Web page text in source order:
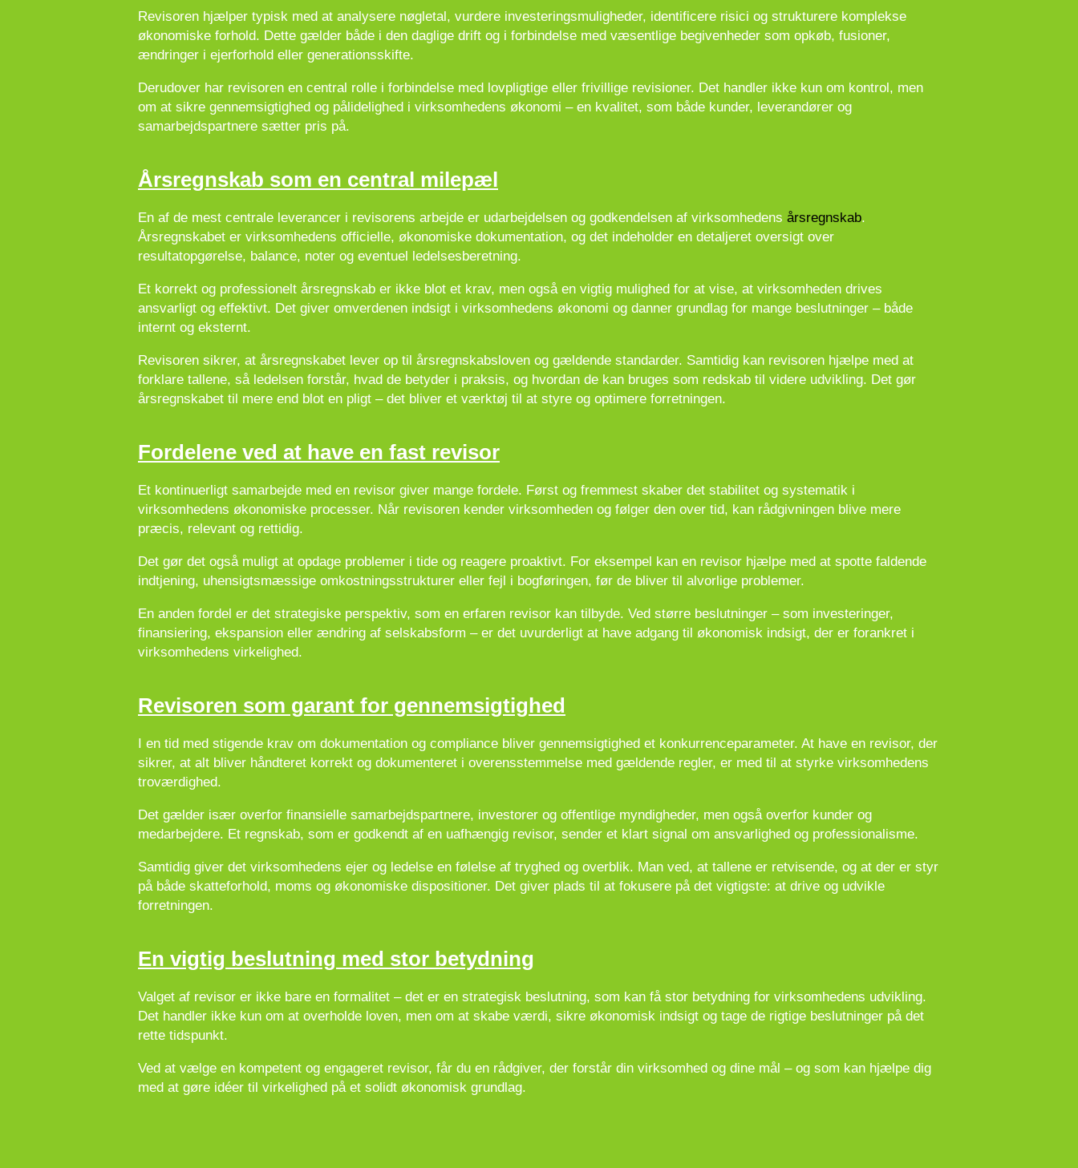
Revisoren hjælper typisk med at analysere nøgletal, vurdere investeringsmuligheder, identificere risici og strukturere komplekse
økonomiske forhold. Dette gælder både i den daglige drift og i forbindelse med væsentlige begivenheder som opkøb, fusioner,
ændringer i ejerforhold eller generationsskifte.
Derudover har revisoren en central rolle i forbindelse med lovpligtige eller frivillige revisioner. Det handler ikke kun om kontrol, men
om at sikre gennemsigtighed og pålidelighed i virksomhedens økonomi – en kvalitet, som både kunder, leverandører og
samarbejdspartnere sætter pris på.
Årsregnskab som en central milepæl
En af de mest centrale leverancer i revisorens arbejde er udarbejdelsen og godkendelsen af virksomhedens årsregnskab.
Årsregnskabet er virksomhedens officielle, økonomiske dokumentation, og det indeholder en detaljeret oversigt over
resultatopgørelse, balance, noter og eventuel ledelsesberetning.
Et korrekt og professionelt årsregnskab er ikke blot et krav, men også en vigtig mulighed for at vise, at virksomheden drives
ansvarligt og effektivt. Det giver omverdenen indsigt i virksomhedens økonomi og danner grundlag for mange beslutninger – både
internt og eksternt.
Revisoren sikrer, at årsregnskabet lever op til årsregnskabsloven og gældende standarder. Samtidig kan revisoren hjælpe med at
forklare tallene, så ledelsen forstår, hvad de betyder i praksis, og hvordan de kan bruges som redskab til videre udvikling. Det gør
årsregnskabet til mere end blot en pligt – det bliver et værktøj til at styre og optimere forretningen.
Fordelene ved at have en fast revisor
Et kontinuerligt samarbejde med en revisor giver mange fordele. Først og fremmest skaber det stabilitet og systematik i
virksomhedens økonomiske processer. Når revisoren kender virksomheden og følger den over tid, kan rådgivningen blive mere
præcis, relevant og rettidig.
Det gør det også muligt at opdage problemer i tide og reagere proaktivt. For eksempel kan en revisor hjælpe med at spotte faldende
indtjening, uhensigtsmæssige omkostningsstrukturer eller fejl i bogføringen, før de bliver til alvorlige problemer.
En anden fordel er det strategiske perspektiv, som en erfaren revisor kan tilbyde. Ved større beslutninger – som investeringer,
finansiering, ekspansion eller ændring af selskabsform – er det uvurderligt at have adgang til økonomisk indsigt, der er forankret i
virksomhedens virkelighed.
Revisoren som garant for gennemsigtighed
I en tid med stigende krav om dokumentation og compliance bliver gennemsigtighed et konkurrenceparameter. At have en revisor, der
sikrer, at alt bliver håndteret korrekt og dokumenteret i overensstemmelse med gældende regler, er med til at styrke virksomhedens
troværdighed.
Det gælder især overfor finansielle samarbejdspartnere, investorer og offentlige myndigheder, men også overfor kunder og
medarbejdere. Et regnskab, som er godkendt af en uafhængig revisor, sender et klart signal om ansvarlighed og professionalisme.
Samtidig giver det virksomhedens ejer og ledelse en følelse af tryghed og overblik. Man ved, at tallene er retvisende, og at der er styr
på både skatteforhold, moms og økonomiske dispositioner. Det giver plads til at fokusere på det vigtigste: at drive og udvikle
forretningen.
En vigtig beslutning med stor betydning
Valget af revisor er ikke bare en formalitet – det er en strategisk beslutning, som kan få stor betydning for virksomhedens udvikling.
Det handler ikke kun om at overholde loven, men om at skabe værdi, sikre økonomisk indsigt og tage de rigtige beslutninger på det
rette tidspunkt.
Ved at vælge en kompetent og engageret revisor, får du en rådgiver, der forstår din virksomhed og dine mål – og som kan hjælpe dig
med at gøre idéer til virkelighed på et solidt økonomisk grundlag.